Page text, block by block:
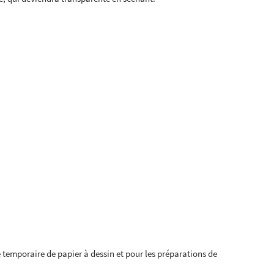
de papier à dessin et pour les préparations de